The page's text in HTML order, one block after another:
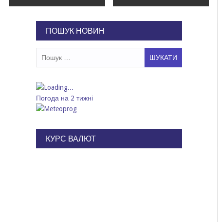
ПОШУК НОВИН
Погода на 2 тижні
КУРС ВАЛЮТ